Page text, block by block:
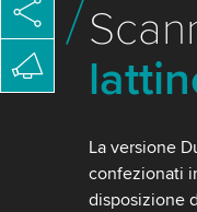
La versione
confezionati
disposizione